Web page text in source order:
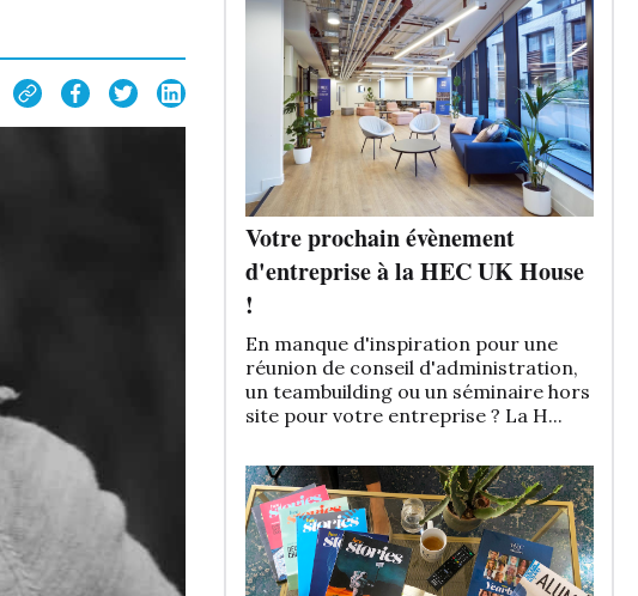
Votre prochain évènement
d'entreprise à la HEC UK House
!
En manque d'inspiration pour une
réunion de conseil d'administration,
un teambuilding ou un séminaire hors
site pour votre entreprise ? La H...